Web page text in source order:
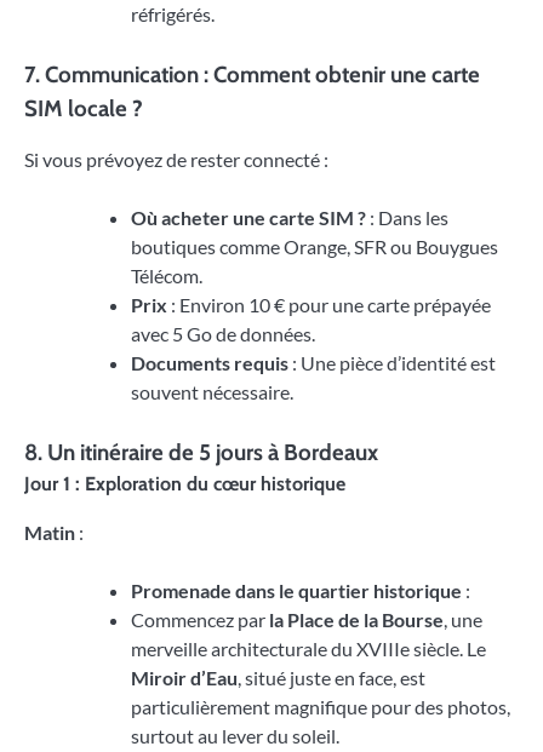
réfrigérés.
7. Communication : Comment obtenir une carte
SIM locale ?
Si vous prévoyez de rester connecté :
Où acheter une carte SIM ? : Dans les
boutiques comme Orange, SFR ou Bouygues
Télécom.
Prix : Environ 10 € pour une carte prépayée
avec 5 Go de données.
Documents requis : Une pièce d’identité est
souvent nécessaire.
8. Un itinéraire de 5 jours à Bordeaux
Jour 1 : Exploration du cœur historique
Matin :
Promenade dans le quartier historique :
Commencez par la Place de la Bourse, une
merveille architecturale du XVIIIe siècle. Le
Miroir d’Eau, situé juste en face, est
particulièrement magnifique pour des photos,
surtout au lever du soleil.